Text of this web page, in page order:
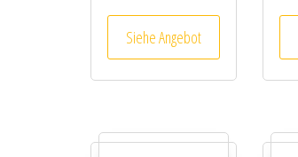
Siehe Angebot